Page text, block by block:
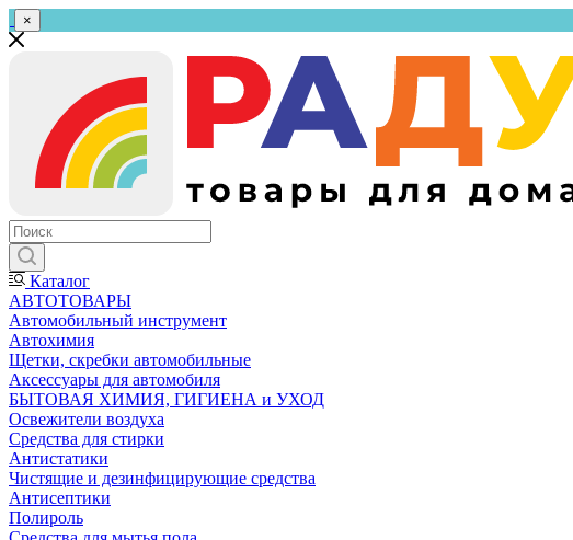
×
Каталог
АВТОТОВАРЫ
Автомобильный инструмент
Автохимия
Щетки, скребки автомобильные
Аксессуары для автомобиля
БЫТОВАЯ ХИМИЯ, ГИГИЕНА и УХОД
Освежители воздуха
Средства для стирки
Антистатики
Чистящие и дезинфицирующие средства
Антисептики
Полироль